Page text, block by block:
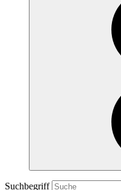
Suchbegriff